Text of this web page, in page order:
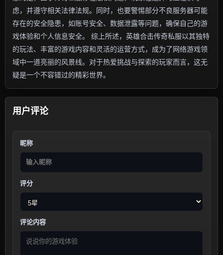
虑，并遵守相关法律法规。同时，也要警惕部分不良服务器可能
存在的安全隐患，如账号安全、数据泄露等问题，确保自己的游
戏体验和个人信息安全。 综上所述，英雄合击传奇私服以其独特
的玩法、丰富的游戏内容和灵活的运营方式，成为了网络游戏领
域中一道亮丽的风景线。对于热爱挑战与探索的玩家而言，这无
疑是一个不容错过的精彩世界。
用户评论
昵称
评分
评论内容